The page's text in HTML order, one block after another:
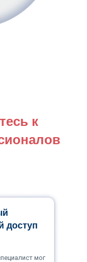
доступ
мог
к